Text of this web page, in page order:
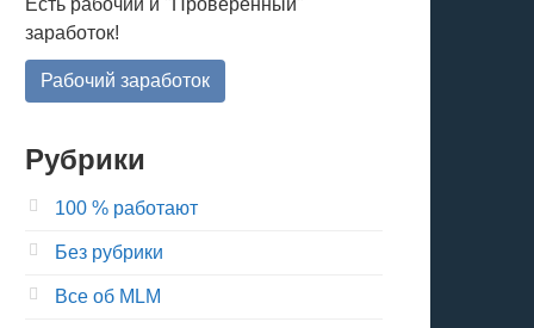
Есть рабочий и "Проверенный"
заработок!
Рабочий заработок
Рубрики
100 % работают
Без рубрики
Все об MLM